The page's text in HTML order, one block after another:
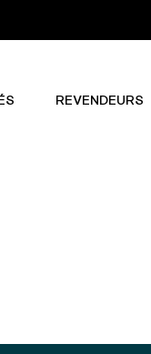
REVENDEURS